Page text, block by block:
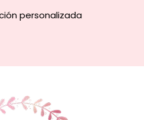
personalizada